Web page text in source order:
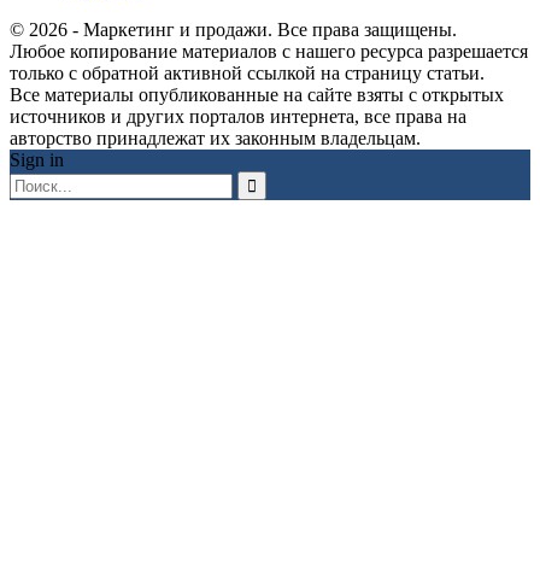
© 2026 - Маркетинг и продажи. Все права защищены.
Любое копирование материалов с нашего ресурса разрешается
только с обратной активной ссылкой на страницу статьи.
Все материалы опубликованные на сайте взяты с открытых
источников и других порталов интернета, все права на
авторство принадлежат их законным владельцам.
Sign in